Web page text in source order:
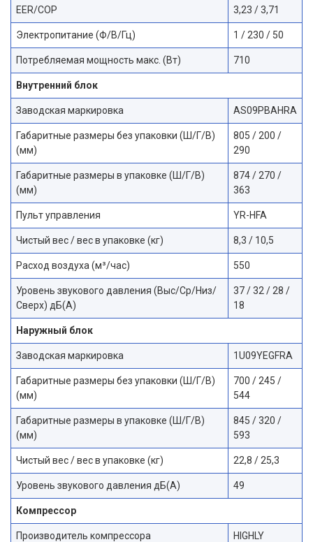
EER/COP 3,23 / 3,71
Электропитание (Ф/В/Гц) 1 / 230 / 50
Потребляемая мощность макс. (Вт) 710
Внутренний блок
Заводская маркировка AS09PBAHRA
Габаритные размеры без упаковки (Ш/Г/В)
(мм)
805 / 200 /
290
Габаритные размеры в упаковке (Ш/Г/В)
(мм)
874 / 270 /
363
Пульт управления YR-HFA
Чистый вес / вес в упаковке (кг) 8,3 / 10,5
Расход воздуха (м³/час) 550
Уровень звукового давления (Выс/Ср/Низ/
Сверх) дБ(А)
37 / 32 / 28 /
18
Наружный блок
Заводская маркировка 1U09YEGFRA
Габаритные размеры без упаковки (Ш/Г/В)
(мм)
700 / 245 /
544
Габаритные размеры в упаковке (Ш/Г/В)
(мм)
845 / 320 /
593
Чистый вес / вес в упаковке (кг) 22,8 / 25,3
Уровень звукового давления дБ(А) 49
Компрессор
Производитель компрессора HIGHLY